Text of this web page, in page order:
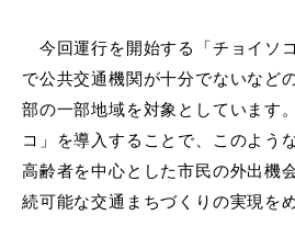
今回運行を開始する「チョイソ
で公共交通機関が十分でないなど
部の一部地域を対象としています
コ」を導入することで、このよう
高齢者を中心とした市民の外出機
続可能な交通まちづくりの実現を